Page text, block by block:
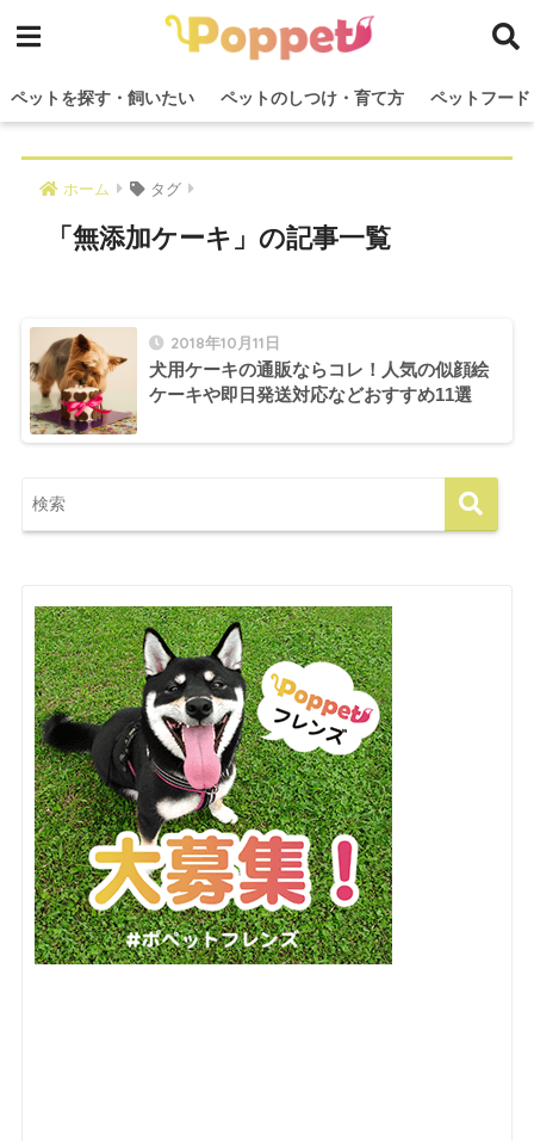
ペットを探す・飼いたい ペットのしつけ・育て方 ペットフー
ホーム タグ
「無添加ケーキ」の記事一覧
2018年10月11日
犬用ケーキの通販ならコレ！人気の似顔絵
ケーキや即日発送対応などおすすめ11選